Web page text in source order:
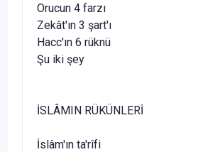
Orucun 4 farzı
Zekât'ın 3 şart'ı
Hacc'ın 6 rüknü
Şu iki şey
İSLÂMIN RÜKÜNLERİ
İslâm'ın ta'rîfi